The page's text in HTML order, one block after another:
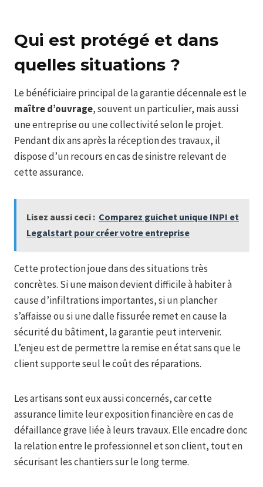
Qui est protégé et dans
quelles situations ?
Le bénéficiaire principal de la garantie décennale est le
maître d’ouvrage, souvent un particulier, mais aussi
une entreprise ou une collectivité selon le projet.
Pendant dix ans après la réception des travaux, il
dispose d’un recours en cas de sinistre relevant de
cette assurance.
Lisez aussi ceci : Comparez guichet unique INPI et
Legalstart pour créer votre entreprise
Cette protection joue dans des situations très
concrètes. Si une maison devient difficile à habiter à
cause d’infiltrations importantes, si un plancher
s’affaisse ou si une dalle fissurée remet en cause la
sécurité du bâtiment, la garantie peut intervenir.
L’enjeu est de permettre la remise en état sans que le
client supporte seul le coût des réparations.
Les artisans sont eux aussi concernés, car cette
assurance limite leur exposition financière en cas de
défaillance grave liée à leurs travaux. Elle encadre donc
la relation entre le professionnel et son client, tout en
sécurisant les chantiers sur le long terme.